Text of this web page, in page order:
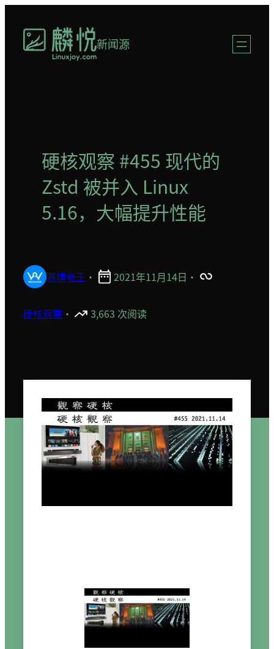
新闻源
硬核观察 #455 现代的
Zstd 被并入 Linux
5.16，大幅提升性能
赛博老王 · 2021年11月14日 ·
硬核观察 · 3,663 次阅读